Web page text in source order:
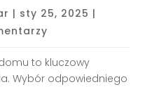
| sty 25, 2025 |
to kluczowy
Wybór odpowiedniego